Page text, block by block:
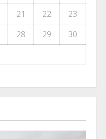
21 22
23
28 29
30